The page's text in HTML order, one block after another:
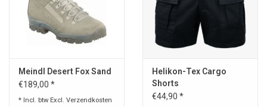
Meindl Desert Fox Sand
€189,00 *
* Incl. btw Excl. Verzendkosten
Helikon-Tex Cargo
Shorts
€44,90 *